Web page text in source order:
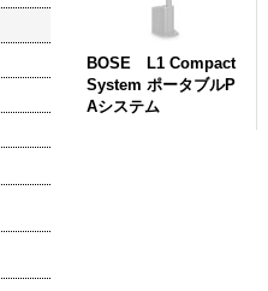
BOSE L1 Compact
System ポータブルP
Aシステム